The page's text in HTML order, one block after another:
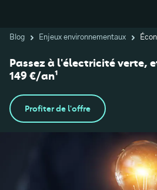
Blog Enjeux environnementaux
Passez à l'électricité verte,
149 €/an¹
Profiter de l'offre